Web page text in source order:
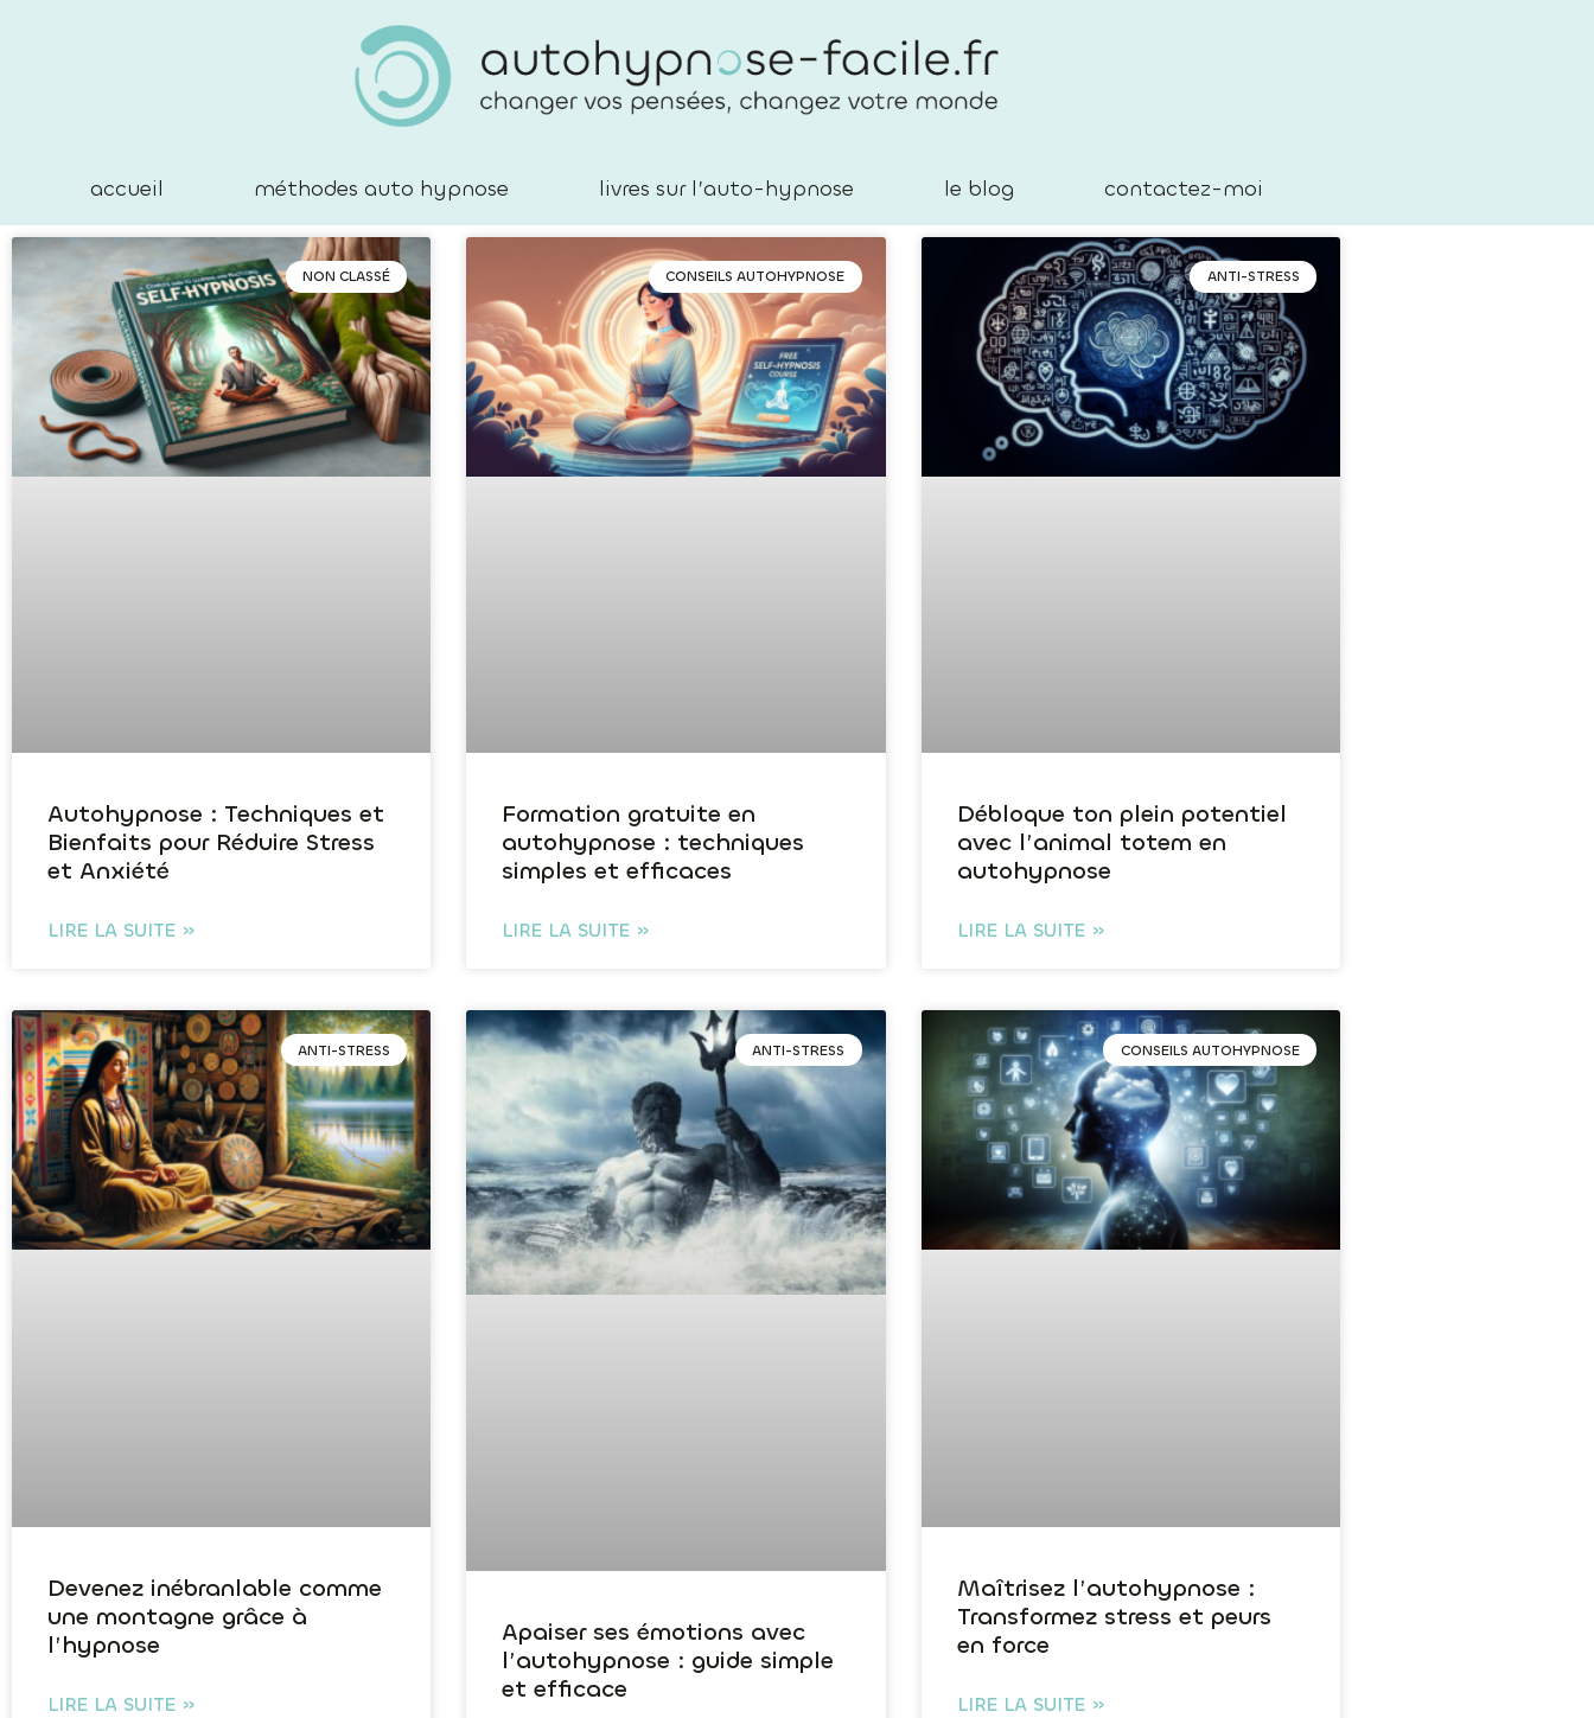
accueil méthodes auto hypnose livres sur l’auto-hypnose le blog contactez-moi
NON CLASSÉ
Autohypnose : Techniques et
Bienfaits pour Réduire Stress
et Anxiété
LIRE LA SUITE »
CONSEILS AUTOHYPNOSE
Formation gratuite en
autohypnose : techniques
simples et efficaces
LIRE LA SUITE »
ANTI-STRESS
Débloque ton plein potentiel
avec l’animal totem en
autohypnose
LIRE LA SUITE »
ANTI-STRESS
Devenez inébranlable comme
une montagne grâce à
l’hypnose
LIRE LA SUITE »
ANTI-STRESS
Apaiser ses émotions avec
l’autohypnose : guide simple
et efficace
CONSEILS AUTOHYPNOSE
Maîtrisez l’autohypnose :
Transformez stress et peurs
en force
LIRE LA SUITE »